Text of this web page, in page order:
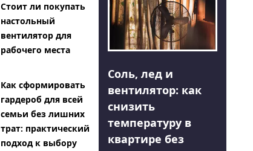
Стоит ли покупать
настольный
вентилятор для
рабочего места
Как сформировать
гардероб для всей
семьи без лишних
трат: практический
подход к выбору
Соль, лед и
вентилятор: как
снизить
температуру в
квартире без